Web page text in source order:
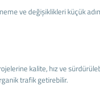
ve değişiklikleri küçük
kalite, hız ve
trafik getirebilir.